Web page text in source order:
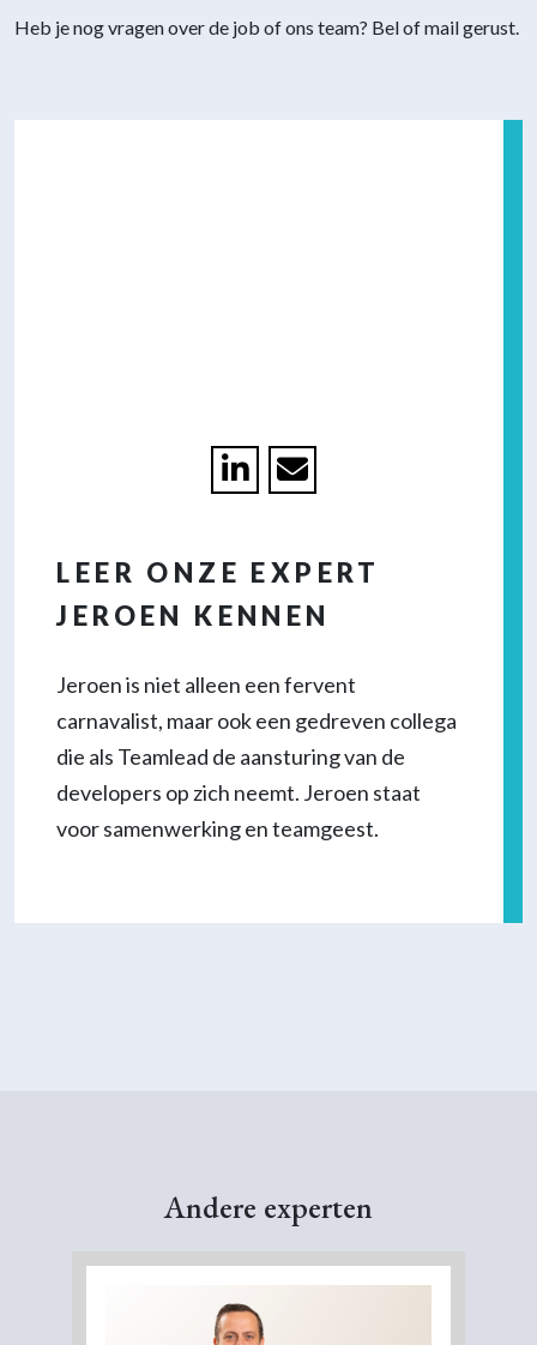
Heb je nog vragen over de job of ons team? Bel of mail gerust.
LEER ONZE EXPERT
JEROEN KENNEN
Jeroen is niet alleen een fervent
carnavalist, maar ook een gedreven collega
die als Teamlead de aansturing van de
developers op zich neemt. Jeroen staat
voor samenwerking en teamgeest.
Andere experten